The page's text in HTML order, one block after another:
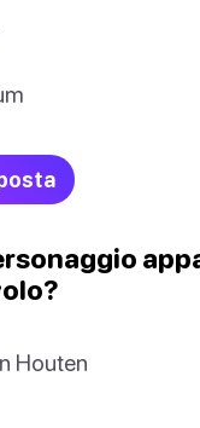
Houten